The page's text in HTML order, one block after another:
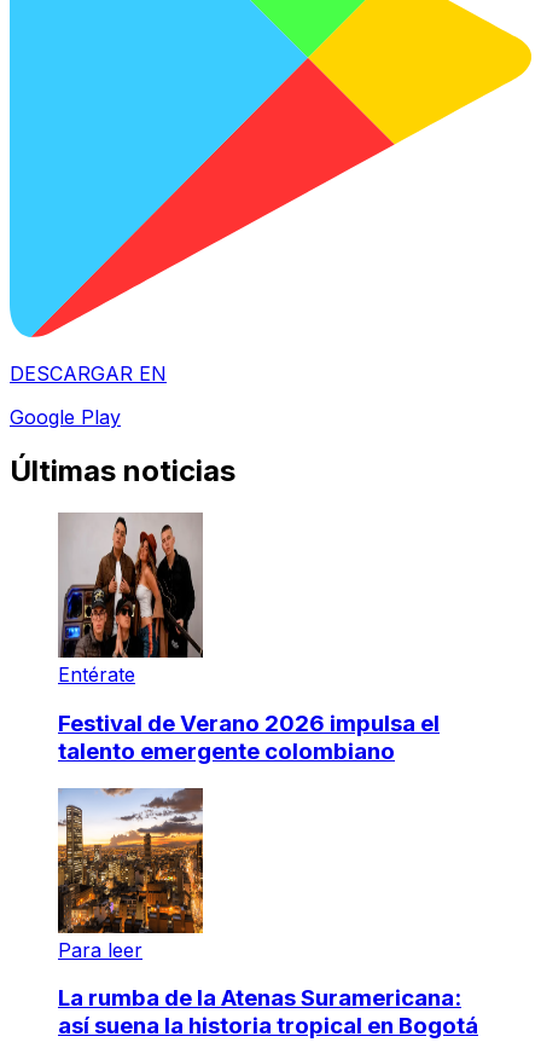
DESCARGAR EN
Google Play
Últimas noticias
Entérate
Festival de Verano 2026 impulsa el
talento emergente colombiano
Para leer
La rumba de la Atenas Suramericana:
así suena la historia tropical en Bogotá